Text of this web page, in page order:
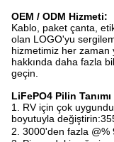
OEM / ODM Hizmeti:
Kablo, paket çanta,
olan LOGO'yu
hizmetimiz her zaman
hakkında daha fazla
geçin.
LiFePO4 Pilin Tanımı
1. RV için çok
boyutuyla değiştirin:
2. 3000'den fazla